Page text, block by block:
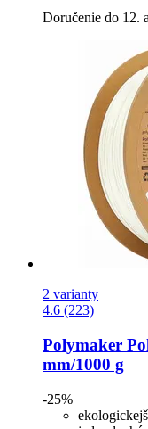
Doručenie do 12.
2 varianty
4.6 (223)
Polymaker
mm/1000 g
-25%